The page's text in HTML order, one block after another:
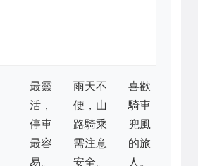
最靈
活，
停車
最容
易。
雨天不
便，山
路騎乘
需注意
安全。
喜歡
騎車
兜風
的旅
人。